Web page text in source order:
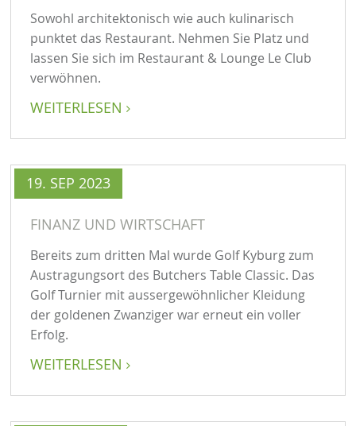
Sowohl architektonisch wie auch kulinarisch
punktet das Restaurant. Nehmen Sie Platz und
lassen Sie sich im Restaurant & Lounge Le Club
verwöhnen.
WEITERLESEN
19. SEP 2023
FINANZ UND WIRTSCHAFT
Bereits zum dritten Mal wurde Golf Kyburg zum
Austragungsort des Butchers Table Classic. Das
Golf Turnier mit aussergewöhnlicher Kleidung
der goldenen Zwanziger war erneut ein voller
Erfolg.
WEITERLESEN